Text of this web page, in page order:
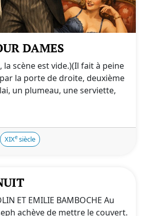
DAMES
la scène est vide.)(Il fait à peine
la porte de droite, deuxième
un plumeau, une serviette,
XIXe siècle
ET EMILIE BAMBOCHE Au
achève de mettre le couvert.